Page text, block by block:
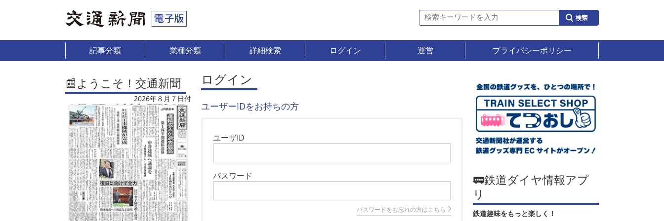
記事分類 業種分類 詳細検索 ログイン 運営 プライバシーポリシー
📰ようこそ！交通新聞
2026年８月７日付
ログイン
ユーザーIDをお持ちの方
ユーザID
パスワード
パスワードをお忘れの方はこちら
🚃鉄道ダイヤ情報アプ
リ
鉄道趣味をもっと楽しく！